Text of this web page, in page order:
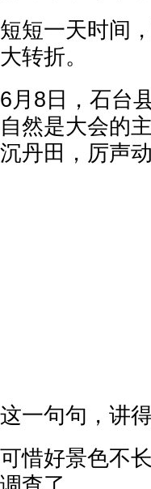
短短一天时间
大转折。
6月8日，石台
自然是大会的
沉丹田，厉声动
这一句句，讲
可惜好景色不